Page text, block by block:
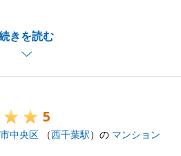
きを読む
けくださいませ。
5
中央区 （西千葉駅）の マンション